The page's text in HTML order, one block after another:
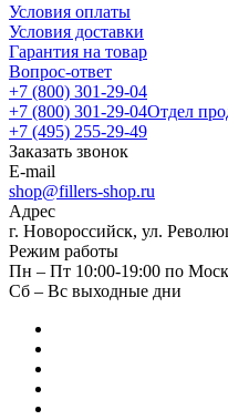
Условия оплаты
Условия доставки
Гарантия на товар
Вопрос-ответ
+7 (800) 301-29-04
+7 (800) 301-29-04Отдел
+7 (495) 255-29-49
Заказать звонок
E-mail
shop@fillers-shop.ru
Адрес
г. Новороссийск, ул.
Режим работы
Пн – Пт 10:00-19:00 по
Сб – Вс выходные дни